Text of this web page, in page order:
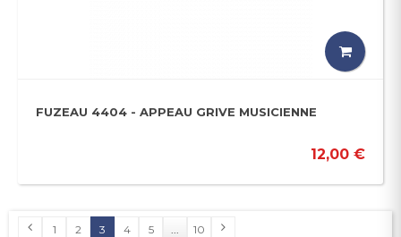
FUZEAU 4404 - APPEAU GRIVE MUSICIENNE
12,00 €
1 2 3 4 5 10